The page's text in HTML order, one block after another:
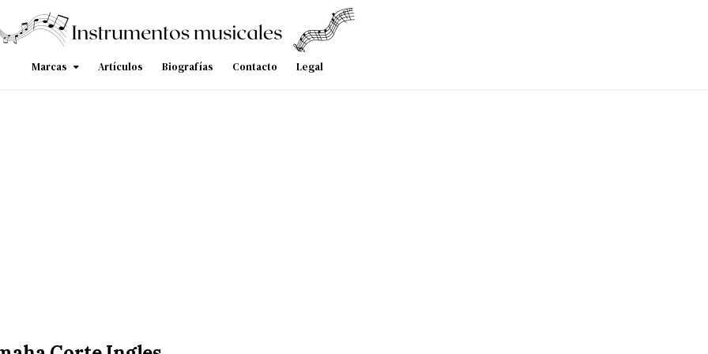
Marcas Artículos Biografías Contacto Legal